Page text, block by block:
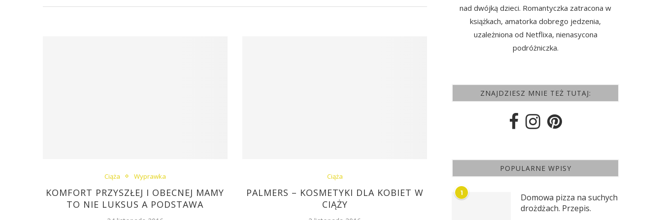
Ciąża Wyprawka
KOMFORT PRZYSZŁEJ I OBECNEJ MAMY
TO NIE LUKSUS A PODSTAWA
Ciąża
PALMERS – KOSMETYKI DLA KOBIET W
CIĄŻY
nad dwójką dzieci. Romantyczka zatracona w
książkach, amatorka dobrego jedzenia,
uzależniona od Netflixa, nienasycona
podróżniczka.
ZNAJDZIESZ MNIE TEŻ TUTAJ:
POPULARNE WPISY
1
Domowa pizza na suchych
drożdżach. Przepis.